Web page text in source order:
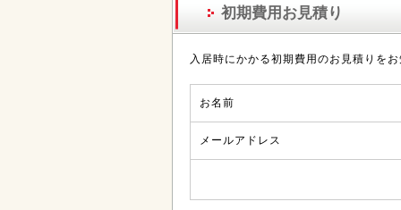
初期費用お見積り
入居時にかかる初期費用のお見積りを
お名前
メールアドレス